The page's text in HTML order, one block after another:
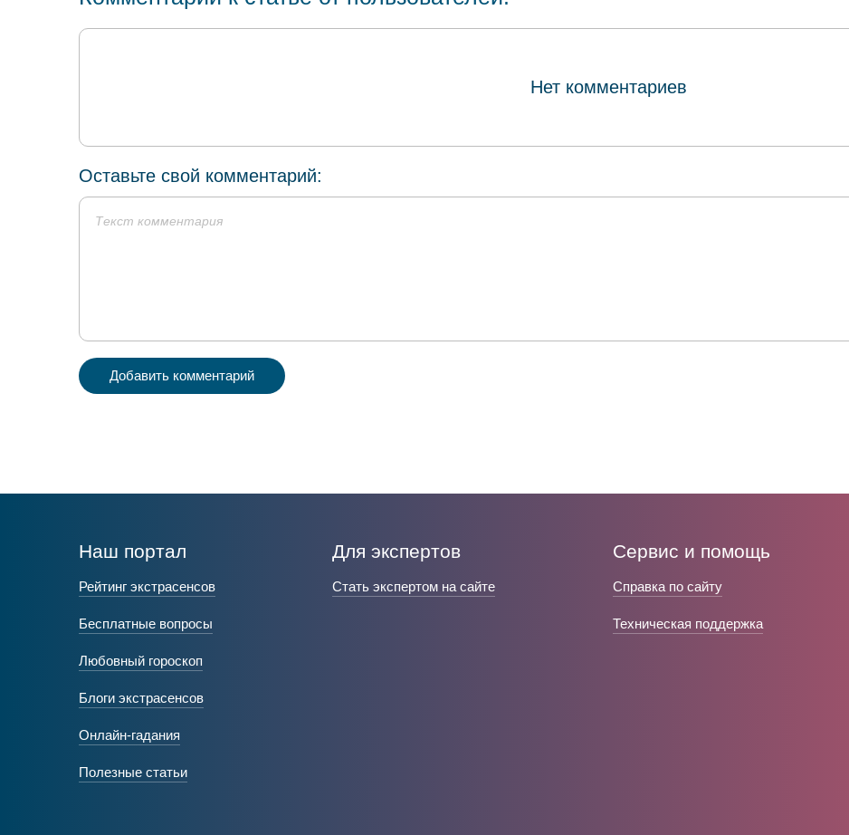
Нет комментариев
Оставьте свой комментарий:
Добавить комментарий
Наш портал
Рейтинг экстрасенсов
Бесплатные вопросы
Любовный гороскоп
Блоги экстрасенсов
Онлайн-гадания
Полезные статьи
Для экспертов
Стать экспертом на сайте
Сервис и помощь
Справка по сайту
Техническая поддержка